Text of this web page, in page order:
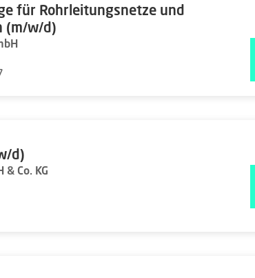
für Rohrleitungsnetze und
(m/w/d)
d)
Co. KG